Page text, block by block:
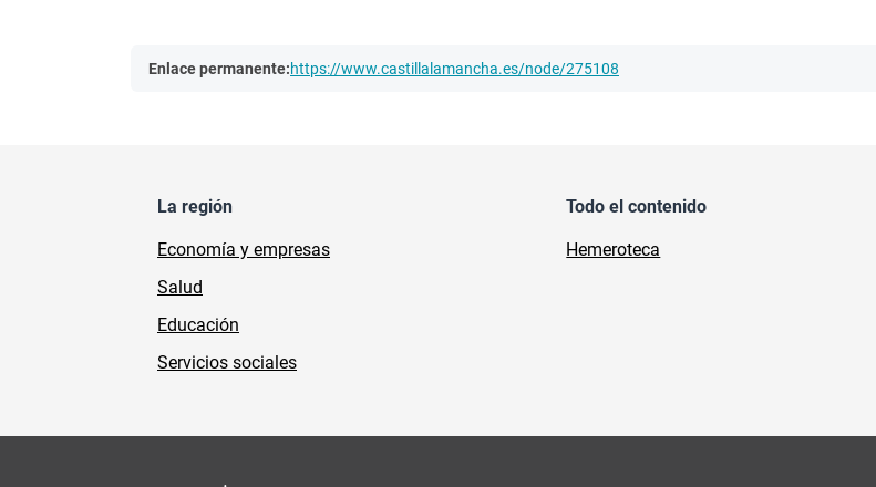
Enlace permanente:https://www.castillalamancha.es/node/275108
La región
Economía y empresas
Salud
Educación
Servicios sociales
Todo el contenido
Hemeroteca